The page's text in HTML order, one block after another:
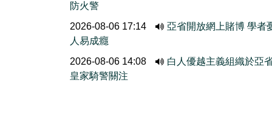
防火警
2026-08-06 17:14
亞省開放網上賭博 學者
人易成癮
2026-08-06 14:08
白人優越主義組織於亞
皇家騎警關注